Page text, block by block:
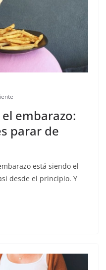
embarazo:
parar de
está siendo el
desde el principio. Y